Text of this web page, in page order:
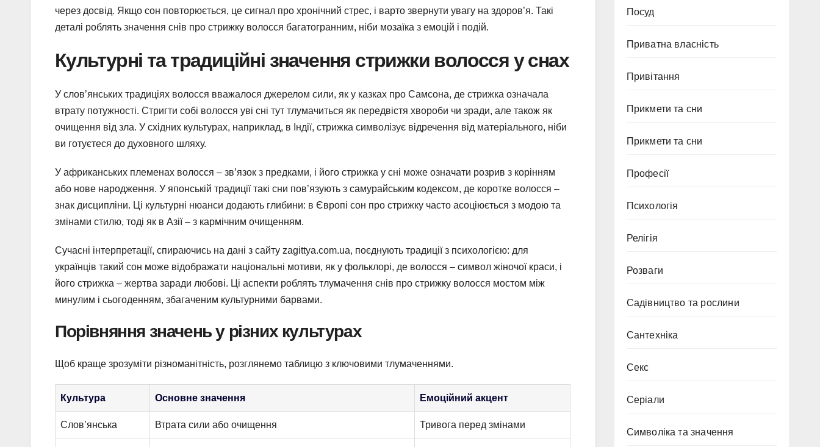
через досвід. Якщо сон повторюється, це сигнал про хронічний стрес, і варто звернути увагу на здоров’я. Такі
деталі роблять значення снів про стрижку волосся багатогранним, ніби мозаїка з емоцій і подій.
Культурні та традиційні значення стрижки волосся у снах
У слов’янських традиціях волосся вважалося джерелом сили, як у казках про Самсона, де стрижка означала
втрату потужності. Стригти собі волосся уві сні тут тлумачиться як передвістя хвороби чи зради, але також як
очищення від зла. У східних культурах, наприклад, в Індії, стрижка символізує відречення від матеріального, ніби
ви готуєтеся до духовного шляху.
У африканських племенах волосся – зв’язок з предками, і його стрижка у сні може означати розрив з корінням
або нове народження. У японській традиції такі сни пов’язують з самурайським кодексом, де коротке волосся –
знак дисципліни. Ці культурні нюанси додають глибини: в Європі сон про стрижку часто асоціюється з модою та
змінами стилю, тоді як в Азії – з кармічним очищенням.
Сучасні інтерпретації, спираючись на дані з сайту zagittya.com.ua, поєднують традиції з психологією: для
українців такий сон може відображати національні мотиви, як у фольклорі, де волосся – символ жіночої краси, і
його стрижка – жертва заради любові. Ці аспекти роблять тлумачення снів про стрижку волосся мостом між
минулим і сьогоденням, збагаченим культурними барвами.
Порівняння значень у різних культурах
Щоб краще зрозуміти різноманітність, розглянемо таблицю з ключовими тлумаченнями.
Культура Основне значення Емоційний акцент
Слов’янська Втрата сили або очищення Тривога перед змінами
Посуд
Приватна власність
Привітання
Прикмети та сни
Прикмети та сни
Професії
Психологія
Релігія
Розваги
Садівництво та рослини
Сантехніка
Секс
Серіали
Символіка та значення